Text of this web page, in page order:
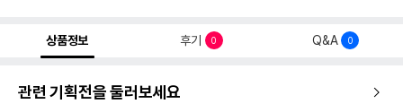
상품정보 후기 0 Q&A 0
관련 기획전을 둘러보세요